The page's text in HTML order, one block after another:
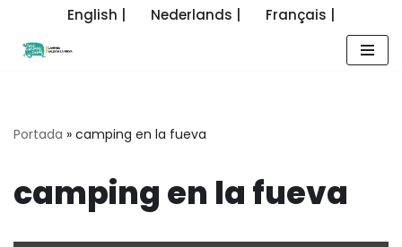
Saltar
English | Nederlands | Français |
Portada » camping en la fueva
camping en la fueva